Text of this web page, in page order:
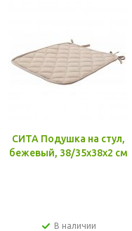
СИТА Подушка на стул,
бежевый, 38/35x38x2 см
В наличии